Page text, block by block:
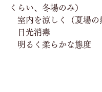
くらい、冬場のみ）
室内を涼しく（夏場の
日光消毒
明るく柔らかな態度